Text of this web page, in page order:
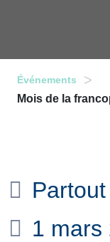
Événements >
Mois de la
1 mars